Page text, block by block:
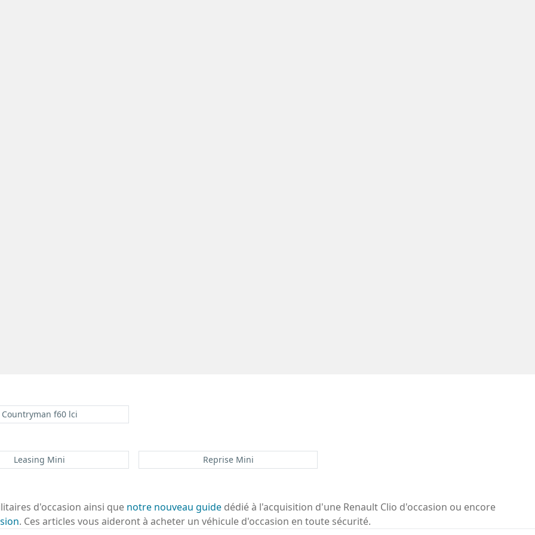
Countryman f60 lci
Leasing Mini Reprise Mini
d'occasion ainsi que notre nouveau guide dédié à l'acquisition d'une Renault Clio d'occasion ou encore
. Ces articles vous aideront à acheter un véhicule d'occasion en toute sécurité.